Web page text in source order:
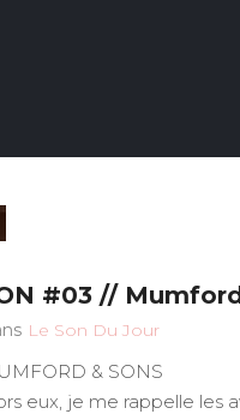
#03 //
Le Son Du Jour
& SONS
eux, je me rappelle les